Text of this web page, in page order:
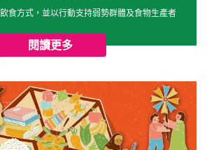
食方式，並以行動支持弱勢群體及食物生產者
閱讀更多